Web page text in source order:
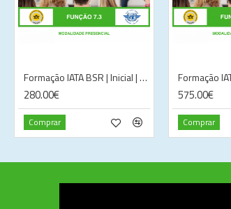
Formação IATA BSR | Inicial | Virtual| Lisboa
280.00€
Comprar
575.00€
Comprar